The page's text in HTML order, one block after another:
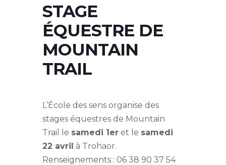
STAGE
ÉQUESTRE DE
MOUNTAIN
TRAIL
L’École des sens organise des
stages équestres de Mountain
Trail le samedi 1er et le samedi
22 avril à Trohaor.
Renseignements : 06 38 90 37 54